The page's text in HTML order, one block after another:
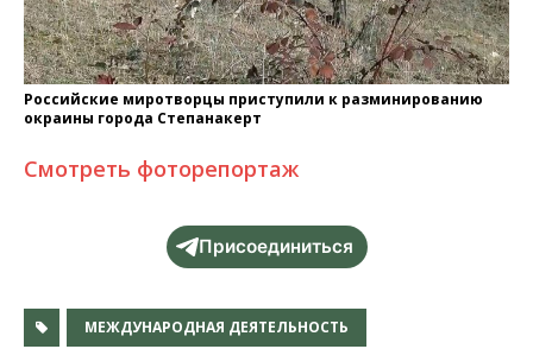
Российские миротворцы приступили к разминированию
окраины города Степанакерт
Смотреть фоторепортаж
Присоединиться
МЕЖДУНАРОДНАЯ ДЕЯТЕЛЬНОСТЬ